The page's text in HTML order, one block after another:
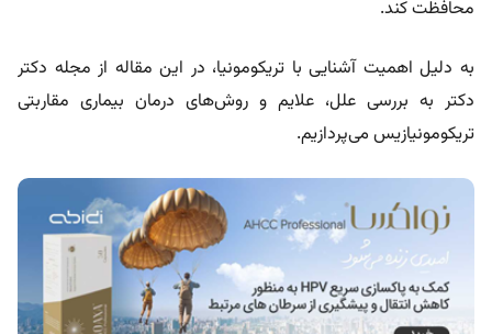
محافظت کند.
به دلیل اهمیت آشنایی با تریکومونیا، در این مقاله از مجله دکتر
دکتر به بررسی علل، علایم و روش‌های درمان بیماری مقاربتی
تریکومونیازیس می‌پردازیم.